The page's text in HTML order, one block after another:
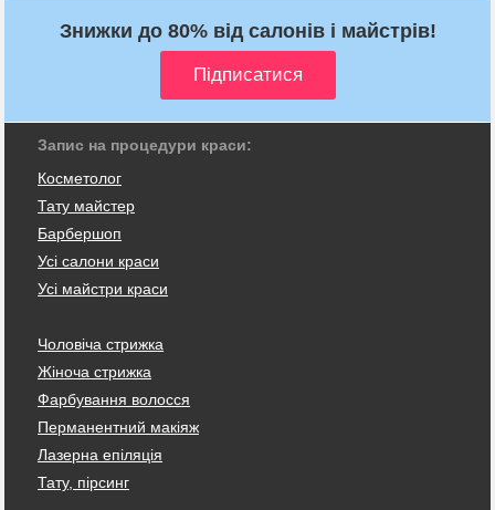
Знижки до 80% від салонів і майстрів!
Запис на процедури краси:
Косметолог
Тату майстер
Барбершоп
Усі салони краси
Усі майстри краси
Чоловіча стрижка
Жіноча стрижка
Фарбування волосся
Перманентний макіяж
Лазерна епіляція
Тату, пірсинг